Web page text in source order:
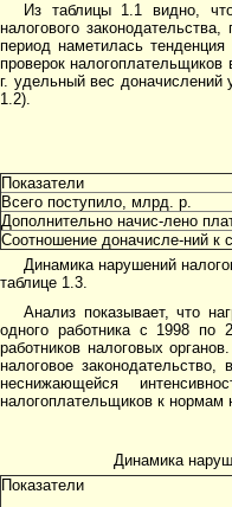
Из таблицы 1.1 видно,
налогового
период наметилась
проверок
г. удельный вес доначислений
1.2).
Показатели
Всего поступило, млрд. р.
Дополнительно начис-лено
Соотношение доначисле-ний к
Динамика нарушений
таблице 1.3.
Анализ показывает, что
одного работника с 1998 по
работников налоговых
налоговое
неснижающейся
налогоплательщиков к нормам
Динамика
Показатели